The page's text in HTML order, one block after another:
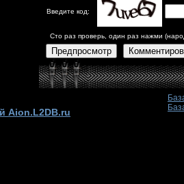
Введите код:
Сто раз проверь, один раз нажми
Предпросмотр
Aion.L2DB.ru